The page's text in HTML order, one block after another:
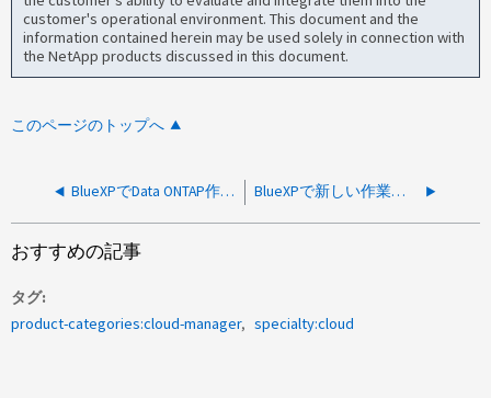
customer's operational environment. This document and the
information contained herein may be used solely in connection with
the NetApp products discussed in this document.
このページのトップへ
BlueXPでData ONTAP作業環境のクレデンシャルを更新できませんでした BlueXPで新しい作業環境を作成できない
おすすめの記事
タグ
product-categories:cloud-manager
specialty:cloud